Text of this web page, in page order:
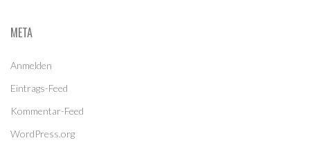
META
Anmelden
Eintrags-Feed
Kommentar-Feed
WordPress.org